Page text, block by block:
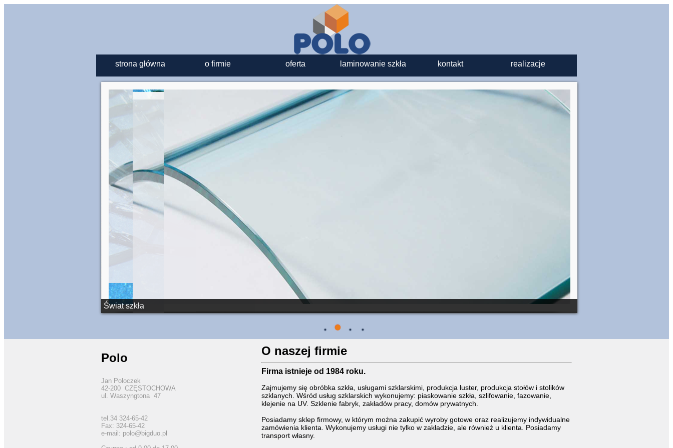
strona główna o firmie oferta laminowanie szkła kontakt realizacje
Świat szkła
Polo
Jan Poloczek
42-200 CZĘSTOCHOWA
ul. Waszyngtona 47
tel.34 324-65-42
Fax: 324-65-42
e-mail: polo@bigduo.pl
O naszej firmie
Firma istnieje od 1984 roku.
Zajmujemy się obróbka szkła, usługami szklarskimi, produkcja luster, produkcja stołów i stolików
szklanych. Wśród usług szklarskich wykonujemy: piaskowanie szkła, szlifowanie, fazowanie,
klejenie na UV. Szklenie fabryk, zakładów pracy, domów prywatnych.
Posiadamy sklep firmowy, w którym można zakupić wyroby gotowe oraz realizujemy indywidualne
zamówienia klienta. Wykonujemy usługi nie tylko w zakładzie, ale również u klienta. Posiadamy
transport własny.